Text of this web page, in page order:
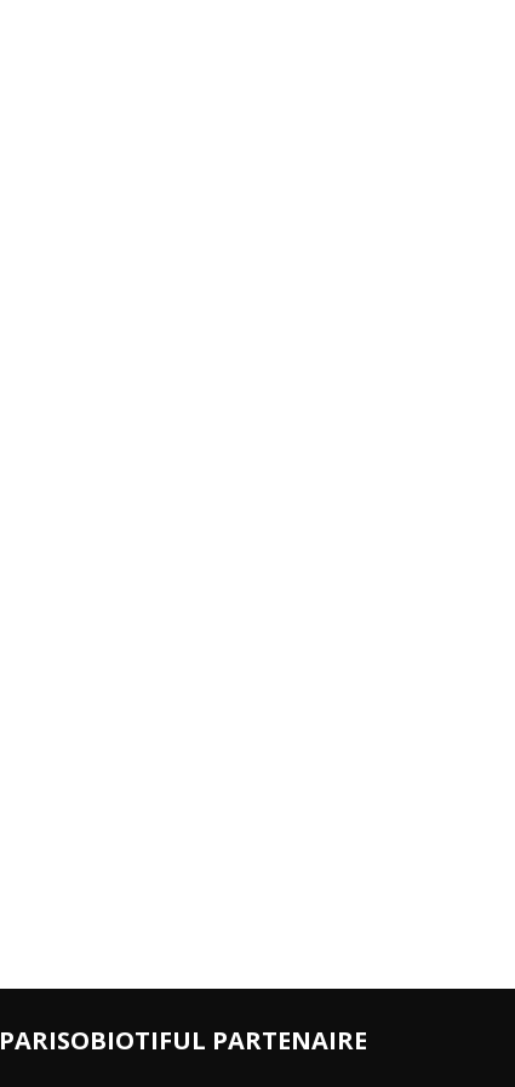
PARISOBIOTIFUL PARTENAIRE